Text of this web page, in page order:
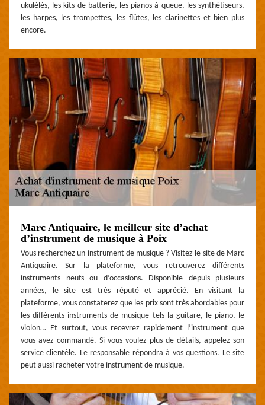
ukulélés, les kits de batterie, les pianos à queue, les synthétiseurs,
les harpes, les trompettes, les flûtes, les clarinettes et bien plus
encore.
Marc Antiquaire, le meilleur site d’achat
d’instrument de musique à Poix
Vous recherchez un instrument de musique ? Visitez le site de Marc
Antiquaire. Sur la plateforme, vous retrouverez différents
instruments neufs ou d’occasions. Disponible depuis plusieurs
années, le site est très réputé et apprécié. En visitant la
plateforme, vous constaterez que les prix sont très abordables pour
les différents instruments de musique tels la guitare, le piano, le
violon… Et surtout, vous recevrez rapidement l’instrument que
vous avez commandé. Si vous voulez plus de détails, appelez son
service clientèle. Le responsable répondra à vos questions. Le site
peut aussi racheter votre instrument de musique.